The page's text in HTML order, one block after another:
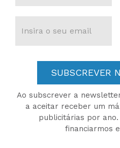
SUBSCREVER
Ao subscrever a
a aceitar receber um
publicitárias por
financiarmos